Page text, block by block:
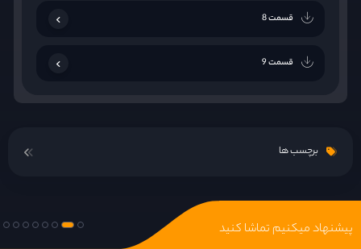
قسمت 8
قسمت 9
قسمت 10
قسمت 11
برچسب ها
پیشنهاد میکنیم تماشا کنید